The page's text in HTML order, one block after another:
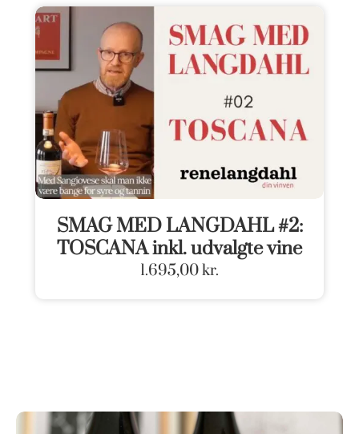
SMAG MED LANGDAHL #2:
TOSCANA inkl. udvalgte vine
1.695,00kr.